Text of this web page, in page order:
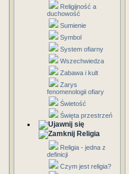
Religijność a
duchowość
Sumienie
Symbol
System ofiarny
Wszechwiedza
Zabawa i kult
Zarys
fenomenologii ofiary
Świetość
Święta przestrzeń
Religia
Religia - jedna z
definicji
Czym jest religia?